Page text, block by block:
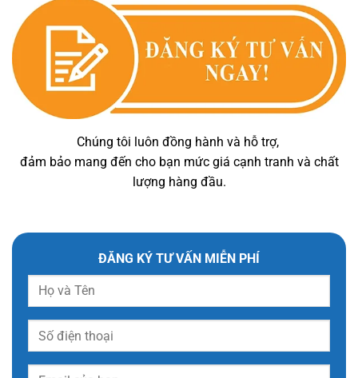
Chúng tôi luôn đồng hành và hỗ trợ,
đảm bảo mang đến cho bạn mức giá cạnh tranh và chất
lượng hàng đầu.
ĐĂNG KÝ TƯ VẤN MIỄN PHÍ